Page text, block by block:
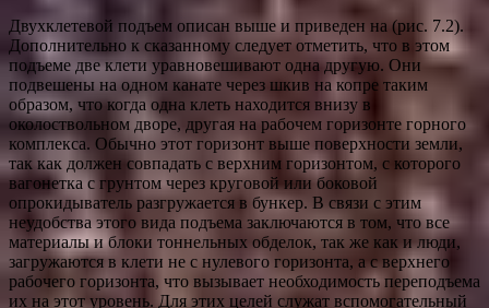
Двухклетевой подъем описан выше и приведен на (рис. 7.2).
Дополнительно к сказанному следует отметить, что в этом
подъеме две клети уравновешивают одна другую. Они
подвешены на одном канате через шкив на копре таким
образом, что когда одна клеть находится внизу в
околоствольном дворе, другая на рабочем горизонте горного
комплекса. Обычно этот горизонт выше поверхности земли,
так как должен совпадать с верхним горизонтом, с которого
вагонетка с грунтом через круговой или боковой
опрокидыватель разгружается в бункер. В связи с этим
неудобства этого вида подъема заключаются в том, что все
материалы и блоки тоннельных обделок, так же как и люди,
загружаются в клети не с нулевого горизонта, а с верхнего
рабочего горизонта, что вызывает необходимость переподъема
их на этот уровень. Для этих целей служат вспомогательный